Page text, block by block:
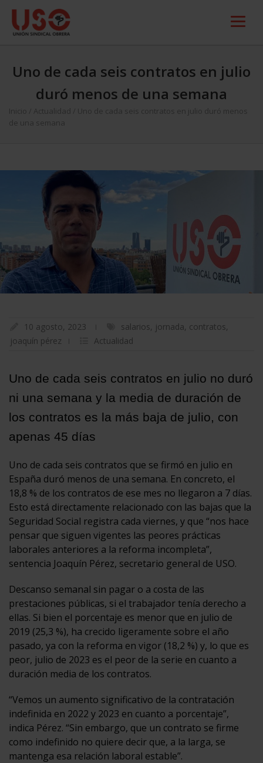
Uno de cada seis contratos en julio
duró menos de una semana
Inicio Actualidad
Uno de cada seis contratos en julio duró menos
de una semana
10 agosto, 2023 salarios, jornada, contratos,
joaquín pérez
Actualidad
Uno de cada seis contratos en julio no duró
ni una semana y la media de duración de
los contratos es la más baja de julio, con
apenas 45 días
Uno de cada seis contratos que se firmó en julio en
España duró menos de una semana. En concreto, el
18,8 % de los contratos de ese mes no llegaron a 7 días.
Esto está directamente relacionado con las bajas que la
Seguridad Social registra cada viernes, y que “nos hace
pensar que siguen vigentes las peores prácticas
laborales anteriores a la reforma incompleta”,
sentencia Joaquín Pérez, secretario general de USO.
Descanso semanal sin pagar o a costa de las
prestaciones públicas, si el trabajador tenía derecho a
ellas. Si bien el porcentaje es menor que en julio de
2019 (25,3 %), ha crecido ligeramente sobre el año
pasado, ya con la reforma en vigor (18,2 %) y, lo que es
peor, julio de 2023 es el peor de la serie en cuanto a
duración media de los contratos.
“Vemos un aumento significativo de la contratación
indefinida en 2022 y 2023 en cuanto a porcentaje”,
indica Pérez. “Sin embargo, que un contrato se firme
como indefinido no quiere decir que, a la larga, se
mantenga esa relación laboral estable”.